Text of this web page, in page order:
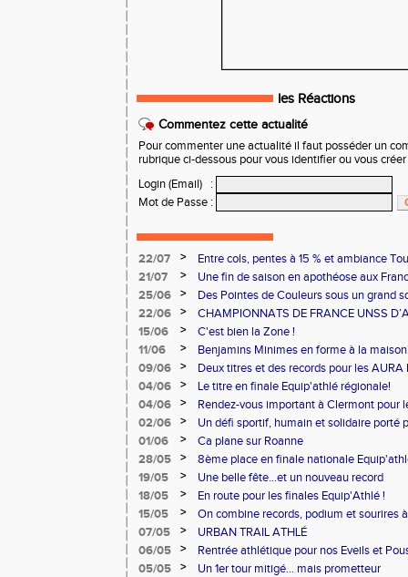
les Réactions
Commentez cette actualité
Pour commenter une actualité il faut posséder un
rubrique ci-dessous pour vous identifier ou vous
Login (Email)
:
Mot de Passe :
22/07 >
Entre cols, pentes à 15 % et ambiance
ont relevé le défi !
21/07 >
Une fin de saison en apothéose aux
25/06
>
Des Pointes de Couleurs sous un grand
22/06
>
CHAMPIONNATS DE FRANCE UNSS
15/06
>
C'est bien la Zone !
11/06
>
Benjamins Minimes en forme à la
09/06
>
Deux titres et des records pour les
04/06
>
Le titre en finale Equip'athlé régionale!
04/06
>
Rendez-vous important à Clermont pour
02/06
>
Un défi sportif, humain et solidaire porté
du Cœur.
01/06 >
Ca plane sur Roanne
28/05
>
8ème place en finale nationale
19/05
>
Une belle fête...et un nouveau record
18/05
>
En route pour les finales Equip'Athlé !
15/05
>
On combine records, podium et sourires
07/05
>
URBAN TRAIL ATHLÉ
06/05
>
Rentrée athlétique pour nos Eveils et
05/05
>
Un 1er tour mitigé... mais prometteur